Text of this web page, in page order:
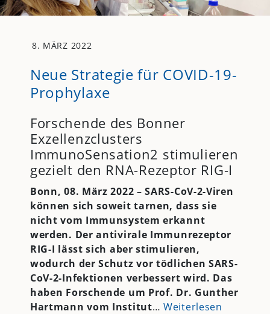
8. MÄRZ 2022
Neue Strategie für COVID-19-
Prophylaxe
Forschende des Bonner
Exzellenzclusters
ImmunoSensation2 stimulieren
gezielt den RNA-Rezeptor RIG-I
Bonn, 08. März 2022 – SARS-CoV-2-Viren
können sich soweit tarnen, dass sie
nicht vom Immunsystem erkannt
werden. Der antivirale Immunrezeptor
RIG-I lässt sich aber stimulieren,
wodurch der Schutz vor tödlichen SARS-
CoV-2-Infektionen verbessert wird. Das
haben Forschende um Prof. Dr. Gunther
Hartmann vom Institut…Weiterlesen